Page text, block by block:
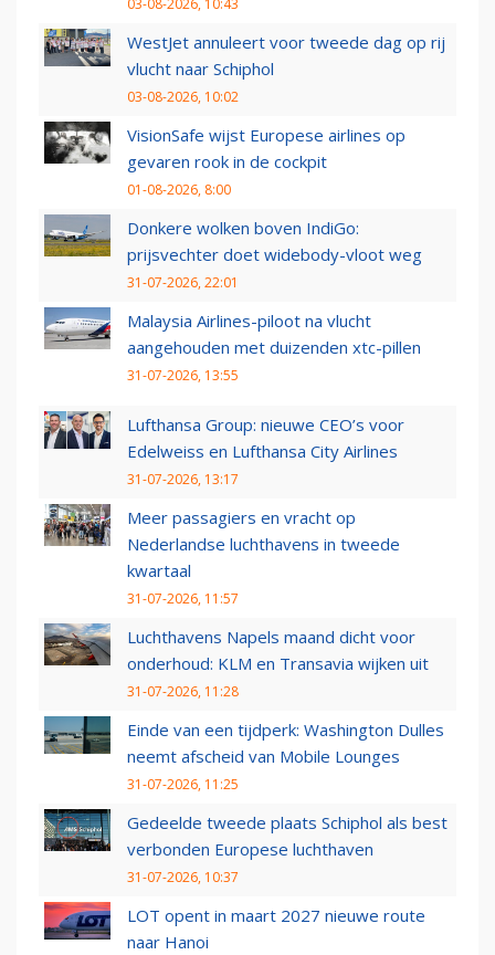
03-08-2026, 10:43
WestJet annuleert voor tweede dag op rij
vlucht naar Schiphol
03-08-2026, 10:02
VisionSafe wijst Europese airlines op
gevaren rook in de cockpit
01-08-2026, 8:00
Donkere wolken boven IndiGo:
prijsvechter doet widebody-vloot weg
31-07-2026, 22:01
Malaysia Airlines-piloot na vlucht
aangehouden met duizenden xtc-pillen
31-07-2026, 13:55
Lufthansa Group: nieuwe CEO’s voor
Edelweiss en Lufthansa City Airlines
31-07-2026, 13:17
Meer passagiers en vracht op
Nederlandse luchthavens in tweede
kwartaal
31-07-2026, 11:57
Luchthavens Napels maand dicht voor
onderhoud: KLM en Transavia wijken uit
31-07-2026, 11:28
Einde van een tijdperk: Washington Dulles
neemt afscheid van Mobile Lounges
31-07-2026, 11:25
Gedeelde tweede plaats Schiphol als best
verbonden Europese luchthaven
31-07-2026, 10:37
LOT opent in maart 2027 nieuwe route
naar Hanoi